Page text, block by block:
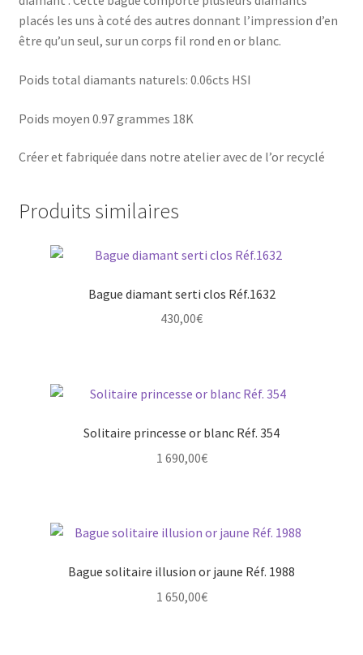
placés les uns à coté des autres donnant l’impression d’en
être qu’un seul, sur un corps fil rond en or blanc.
Poids total diamants naturels: 0.06cts HSI
Poids moyen 0.97 grammes 18K
Créer et fabriquée dans notre atelier avec de l’or recyclé
Produits similaires
Bague diamant serti clos Réf.1632
430,00€
Solitaire princesse or blanc Réf. 354
1 690,00€
Bague solitaire illusion or jaune Réf. 1988
1 650,00€